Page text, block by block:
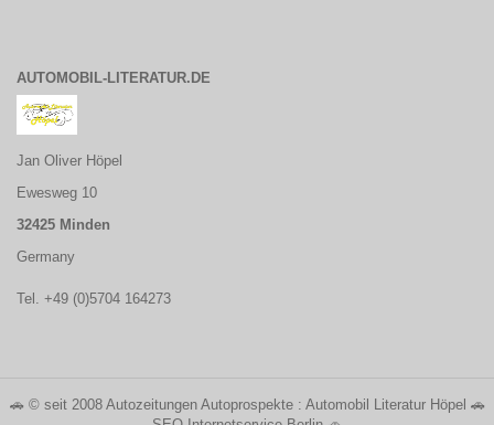
AUTOMOBIL-LITERATUR.DE
Jan Oliver Höpel
Ewesweg 10
32425 Minden
Germany
Tel. +49 (0)5704 164273
🚗 © seit 2008 Autozeitungen Autoprospekte : Automobil Literatur Höpel 🚗